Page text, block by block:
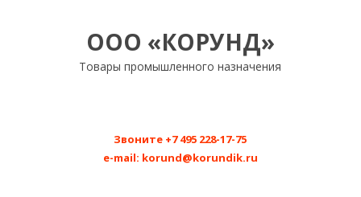
ООО «КОРУНД»
Товары промышленного назначения
Звоните +7 495 228-17-75
e-mail: korund@korundik.ru